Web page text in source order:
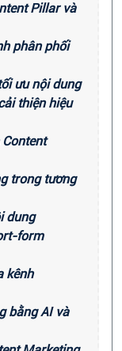
Pillar và
phân phối
ưu nội dung
thiện hiệu
trong tương
dung
form
kênh
bằng AI và